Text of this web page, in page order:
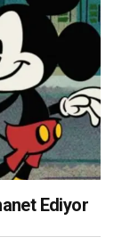
Ediyor